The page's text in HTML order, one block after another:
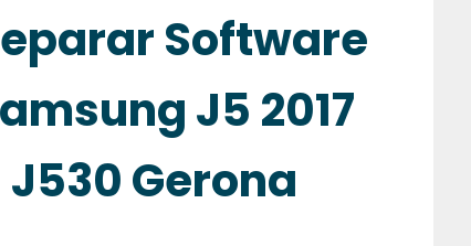
Software
J5 2017
J530 Gerona